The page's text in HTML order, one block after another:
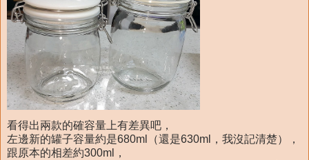
看得出兩款的確容量上有差異吧，
左邊新的罐子容量約是680ml（還是630ml，我沒記清楚），
跟原本的相差約300ml，